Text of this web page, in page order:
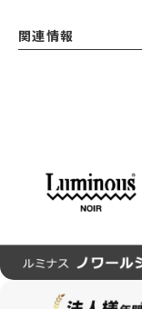
関連情報